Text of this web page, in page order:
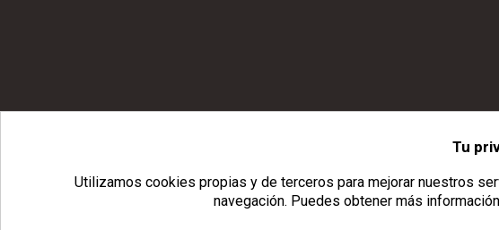
Tu
Utilizamos cookies propias y de terceros para mejorar nuestros
navegación. Puedes obtener más